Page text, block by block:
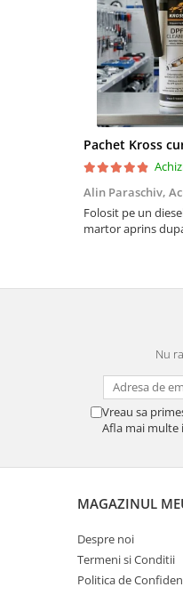
Alin Paraschiv,
Folosit pe un
martor aprins
Nu
Vreau sa
Afla mai multe
MAGAZINUL
Despre noi
Termeni si Conditii
Politica de